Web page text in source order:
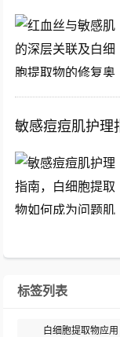
标签列表
白细胞提取物应用